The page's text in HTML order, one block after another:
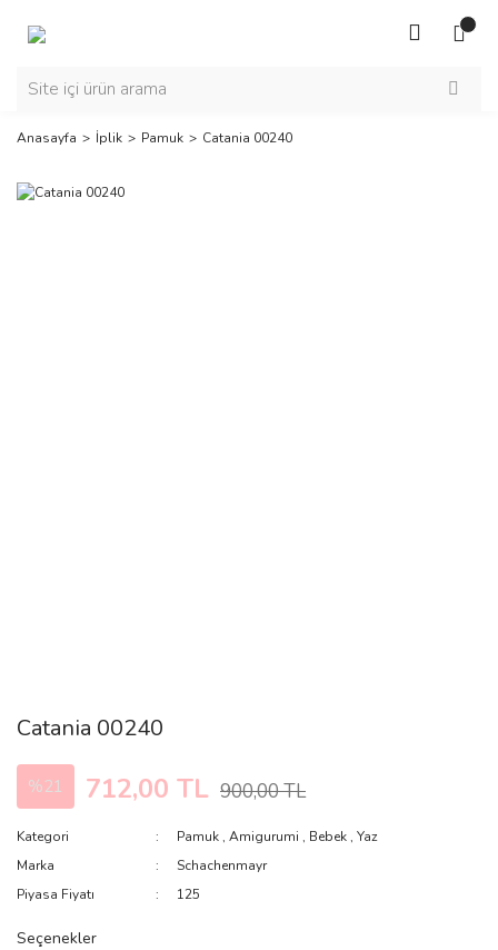
Anasayfa İplik Pamuk Catania 00240
Catania 00240
%21 712,00 TL 900,00 TL
Kategori Pamuk ,Amigurumi , Bebek ,Yaz
Marka
Schachenmayr
Piyasa Fiyatı
125
Seçenekler